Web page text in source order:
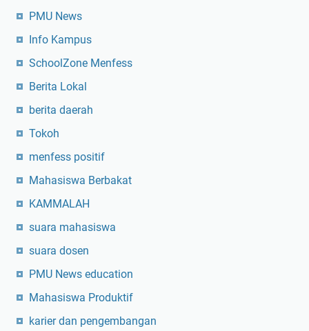
PMU News
Info Kampus
SchoolZone Menfess
Berita Lokal
berita daerah
Tokoh
menfess positif
Mahasiswa Berbakat
KAMMALAH
suara mahasiswa
suara dosen
PMU News education
Mahasiswa Produktif
karier dan pengembangan